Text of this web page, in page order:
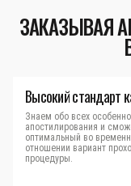
ЗАКАЗЫВАЯ
Высокий стандарт
Знаем обо всех
апостилирования и
оптимальный во
отношении вариант
процедуры.